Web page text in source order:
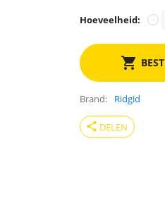
Hoeveelheid: −
Brand Ridgid
share DELEN